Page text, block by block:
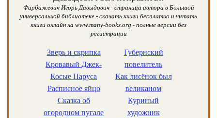
Фарбажевич Игорь Давыдович - страница автора в Большой
универсальной библиотеке - скачать книги бесплатно и читать
книги онлайн на www.many-books.org - полные версии без
регистрации
Зверь и скрипка
Кровавый Джек-
Косые Паруса
Расписное яйцо
Сказка об
огородном пугале
Губернский
повелитель
Как лисёнок был
великаном
Куриный
художник